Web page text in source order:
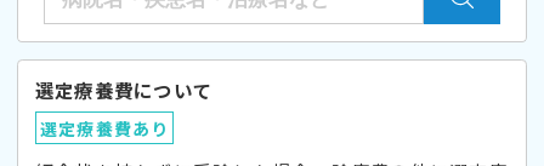
選定療養費について
選定療養費あり